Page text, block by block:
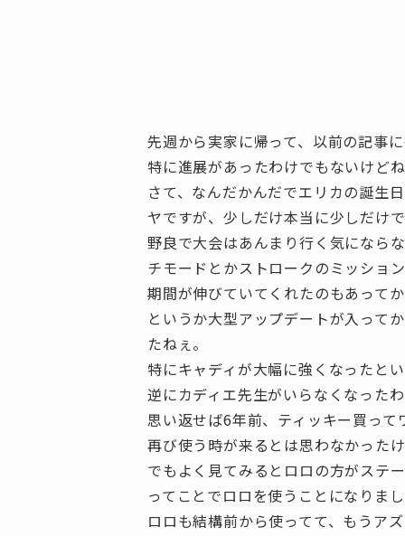
先週から実家に帰って、以前の記事
特に進展があったわけでもないけど
さて、なんだかんだでエリカの誕生
ヤですが、少しだけ本当に少しだけ
野良で大会はあんまり行く気になら
チモードとかストロークのミッショ
期間が伸びていてくれたのもあって
というか大型アップデートが入って
たねぇ。
特にキャディが大幅に強くなったと
逆にカディエ先生がいらなくなった
思い返せば6年前、ティッキー買っ
再び使う時が来るとは思わなかった
でもよく見てみるとロロの方がステ
ってことでロロを使うことになりま
ロロも結構前から使ってて、もうア